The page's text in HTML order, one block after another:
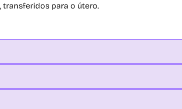
transferidos para o útero.